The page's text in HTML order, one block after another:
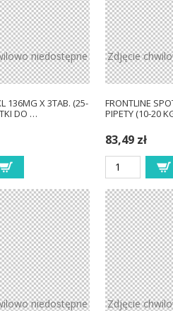
niedostępne
136MG X 3TAB. (25-
DO …
Zdjęcie
FRONTLINE
PIPETY (10-20
83,49 zł
niedostępne Zdjęcie